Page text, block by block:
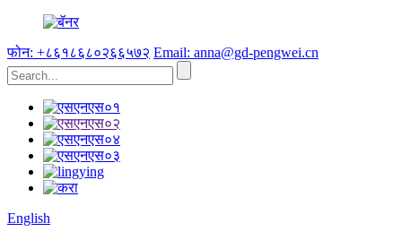
फोन: +८६१८६८०२६६५७२ Email: anna@gd-pengwei.cn
English